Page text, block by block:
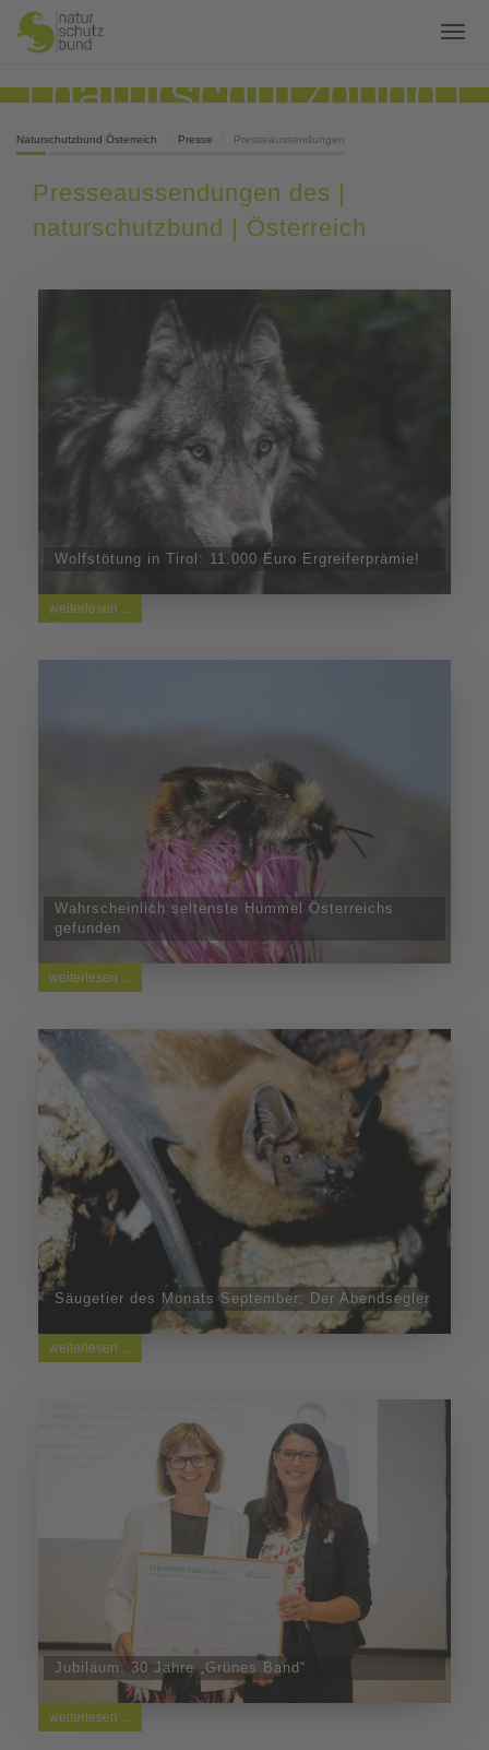
Naturschutzbund Österreich Presse Presseaussendungen
Presseaussendungen des |
naturschutzbund | Österreich
Wolfstötung in Tirol: 11.000 Euro Ergreiferprämie!
weiterlesen ...
Wahrscheinlich seltenste Hummel Österreichs
gefunden
weiterlesen ...
Säugetier des Monats September: Der Abendsegler
weiterlesen ...
Jubiläum: 30 Jahre „Grünes Band“
weiterlesen ...